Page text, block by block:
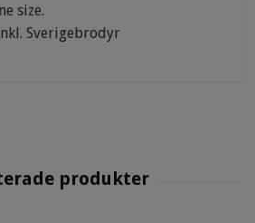
size.
Sverigebrodyr